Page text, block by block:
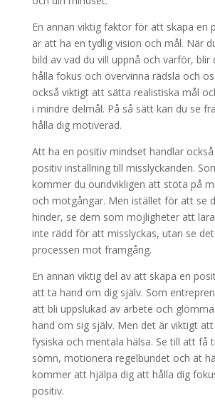
En annan viktig faktor för att skapa en
är att ha en tydlig vision och mål. När
bild av vad du vill uppnå och varför,
hålla fokus och övervinna rädsla och
också viktigt att sätta realistiska mål
i mindre delmål. På så sätt kan du se
hålla dig motiverad.
Att ha en positiv mindset handlar
positiv inställning till misslyckanden.
kommer du oundvikligen att stöta på
och motgångar. Men istället för att se
hinder, se dem som möjligheter att
inte rädd för att misslyckas, utan se
processen mot framgång.
En annan viktig del av att skapa en
att ta hand om dig själv. Som
att bli uppslukad av arbete och
hand om sig själv. Men det är viktigt
fysiska och mentala hälsa. Se till att få
sömn, motionera regelbundet och ät
kommer att hjälpa dig att hålla dig
positiv.